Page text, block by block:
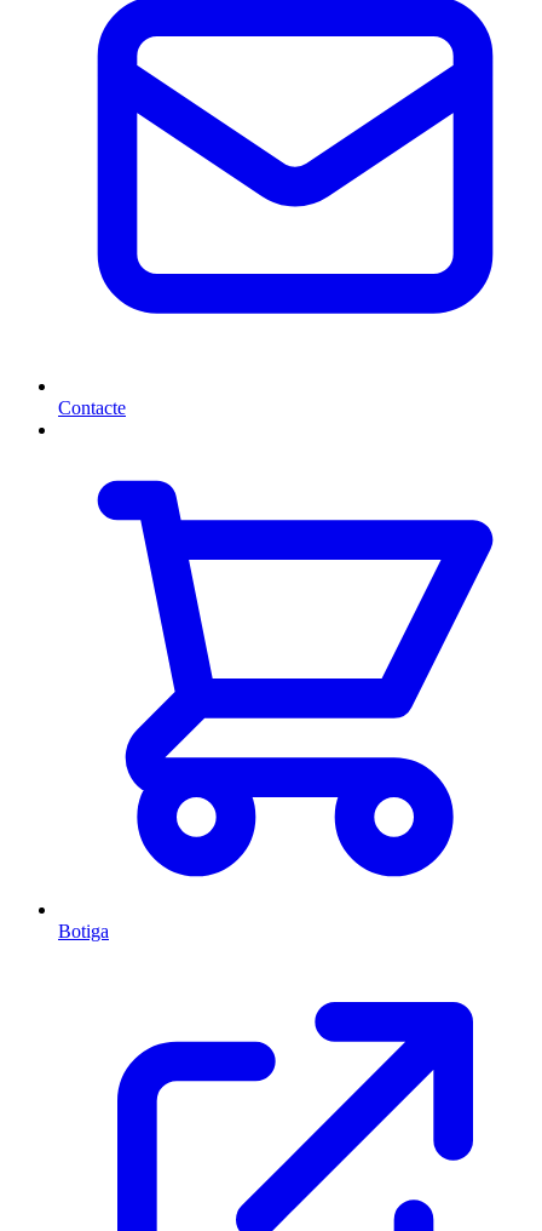
Contacte
Botiga